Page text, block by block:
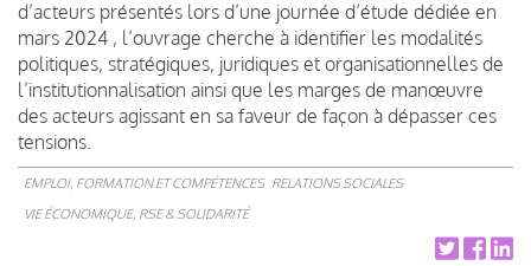
d’acteurs présentés lors d’une journée d’étude dédiée en
mars 2024 , l’ouvrage cherche à identifier les modalités
politiques, stratégiques, juridiques et organisationnelles de
l’institutionnalisation ainsi que les marges de manœuvre
des acteurs agissant en sa faveur de façon à dépasser ces
tensions.
EMPLOI, FORMATION ET COMPÉTENCES RELATIONS SOCIALES
VIE ÉCONOMIQUE, RSE & SOLIDARITÉ